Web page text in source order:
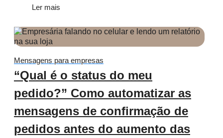
Ler mais
Mensagens para empresas
“Qual é o status do meu
pedido?” Como automatizar as
mensagens de confirmação de
pedidos antes do aumento das